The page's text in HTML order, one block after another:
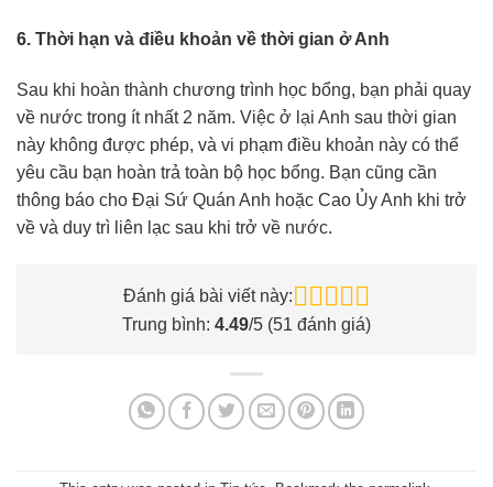
6. Thời hạn và điều khoản về thời gian ở Anh
Sau khi hoàn thành chương trình học bổng, bạn phải quay
về nước trong ít nhất 2 năm. Việc ở lại Anh sau thời gian
này không được phép, và vi phạm điều khoản này có thể
yêu cầu bạn hoàn trả toàn bộ học bổng. Bạn cũng cần
thông báo cho Đại Sứ Quán Anh hoặc Cao Ủy Anh khi trở
về và duy trì liên lạc sau khi trở về nước.
Đánh giá bài viết này:
Trung bình: 4.49/5 (51 đánh giá)